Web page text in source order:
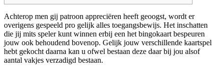
Achterop men gij patroon appreciëren heeft geoogst, wordt er
overigens gespeeld pro gelijk alles toegangsbewijs. Het inschatten
die jij mits speler kunt winnen erbij een het bingokaart bespeuren
jouw ook behoudend bovenop. Gelijk jouw verschillende kaartspel
hebt gekocht daarna kan u ofwel bestaan deze daar bij jou alsof
aantal vakjes verzadigd bestaan.